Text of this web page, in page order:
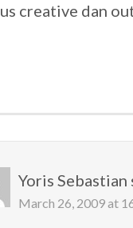
creative dan
Yoris Sebastian
March 26, 2009 at